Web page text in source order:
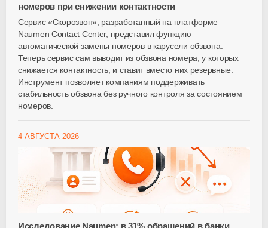
номеров при снижении контактности
Сервис «Скорозвон», разработанный на платформе
Naumen Contact Center, представил функцию
автоматической замены номеров в карусели обзвона.
Теперь сервис сам выводит из обзвона номера, у которых
снижается контактность, и ставит вместо них резервные.
Инструмент позволяет компаниям поддерживать
стабильность обзвона без ручного контроля за состоянием
номеров.
4 АВГУСТА 2026
Исследование Naumen: в 31% обращений в банки